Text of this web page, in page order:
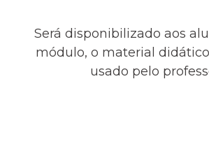
Será disponibilizado aos
módulo, o material
usado pelo